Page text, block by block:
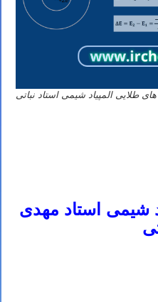
طلایی المپیاد شیمی استاد نباتی
شیمی استاد مهدی